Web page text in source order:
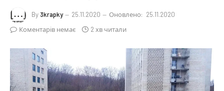
By 3krapky 25.11.2020 Оновлено: 25.11.2020
Коментарів немає
2 хв читали